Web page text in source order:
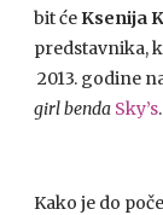
bit će Ksenija
predstavnika,
2013. godine
girl benda Sky’s.
Kako je do